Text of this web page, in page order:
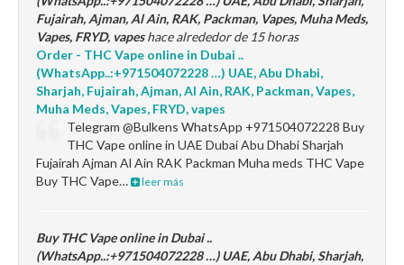
Fujairah, Ajman, Al Ain, RAK, Packman, Vapes, Muha Meds,
Vapes, FRYD, vapeshace alrededor de 15 horas
Order - THC Vape online in Dubai ..
(WhatsApp..:+971504072228 …) UAE, Abu Dhabi,
Sharjah, Fujairah, Ajman, Al Ain, RAK, Packman, Vapes,
Muha Meds, Vapes, FRYD, vapes
Telegram @Bulkens WhatsApp +971504072228 Buy
THC Vape online in UAE Dubai Abu Dhabi Sharjah
Fujairah Ajman Al Ain RAK Packman Muha meds THC Vape
Buy THC Vape…
leer más
Buy THC Vape online in Dubai ..
(WhatsApp..:+971504072228 …) UAE, Abu Dhabi, Sharjah,